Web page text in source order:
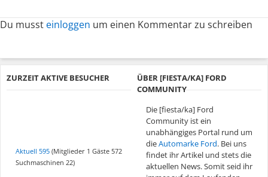
Du musst einloggen um einen Kommentar zu schreiben
ZURZEIT AKTIVE BESUCHER
Aktuell 595 (Mitglieder 1 Gäste 572
Suchmaschinen 22)
ÜBER [FIESTA/KA] FORD
COMMUNITY
Die [fiesta/ka] Ford
Community ist ein
unabhängiges Portal rund um
dieAutomarke Ford. Bei uns
findet ihr Artikel und stets die
aktuellen News. Somit seid ihr